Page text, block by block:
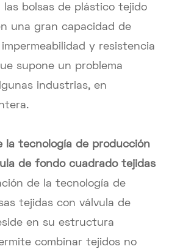
las bolsas de plástico tejido
una gran capacidad de
y resistencia
supone un problema
industrias, en
la tecnología de producción
de fondo cuadrado tejidas
de la tecnología de
tejidas con válvula de
en su estructura
combinar tejidos no